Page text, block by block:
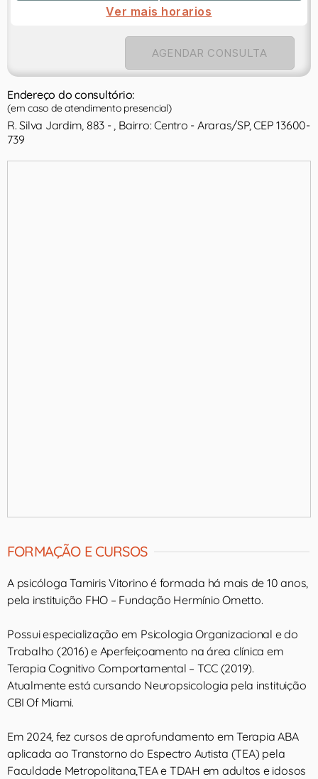
Ver mais horarios
AGENDAR CONSULTA
Endereço do consultório:
(em caso de atendimento presencial)
R. Silva Jardim, 883 - , Bairro: Centro - Araras/SP, CEP 13600-
739
FORMAÇÃO E CURSOS
A psicóloga Tamiris Vitorino é formada há mais de 10 anos,
pela instituição FHO – Fundação Hermínio Ometto.
Possui especialização em Psicologia Organizacional e do
Trabalho (2016) e Aperfeiçoamento na área clínica em
Terapia Cognitivo Comportamental – TCC (2019).
Atualmente está cursando Neuropsicologia pela instituição
CBI Of Miami.
Em 2024, fez cursos de aprofundamento em Terapia ABA
aplicada ao Transtorno do Espectro Autista (TEA) pela
Faculdade Metropolitana,TEA e TDAH em adultos e idosos